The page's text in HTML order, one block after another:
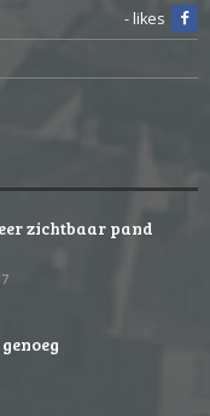
- likes
zichtbaar pand